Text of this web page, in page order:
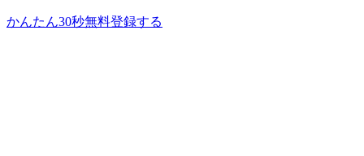
かんたん30秒無料登録する